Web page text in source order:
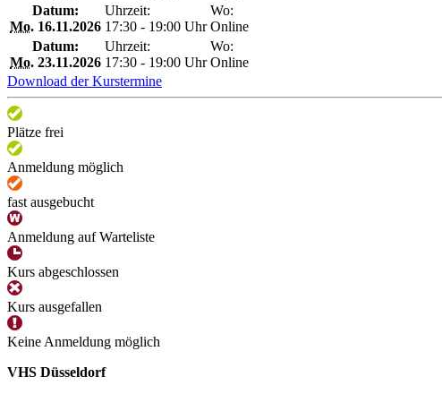
Datum:
Mo. 16.11.2026
Uhrzeit:
17:30 - 19:00 Uhr
Wo:
Online
Datum:
Mo. 23.11.2026
Uhrzeit:
17:30 - 19:00 Uhr
Wo:
Online
Download der Kurstermine
Plätze frei
Anmeldung möglich
fast ausgebucht
Anmeldung auf Warteliste
Kurs abgeschlossen
Kurs ausgefallen
Keine Anmeldung möglich
VHS Düsseldorf